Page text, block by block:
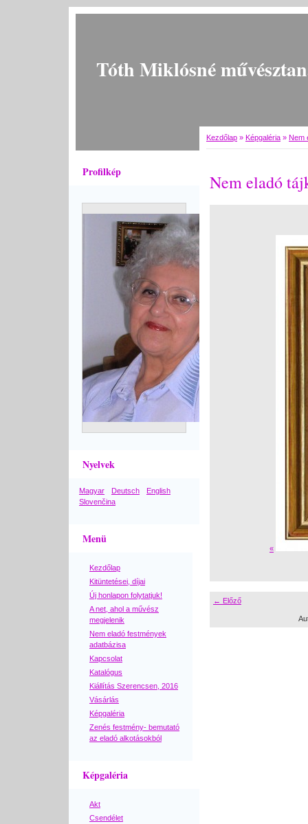
Tóth Miklósné
Profilkép
Nyelvek
Magyar Deutsch
English
Slovenčina
Menü
Kezdőlap
Kitüntetései, díjai
Új honlapon folytatjuk!
A net, ahol a művész
megjelenik
Nem eladó festmények
adatbázisa
Kapcsolat
Katalógus
Kiállítás Szerencsen, 2016
Vásárlás
Képgaléria
Zenés festmény- bemutató
az eladó alkotásokból
Képgaléria
Akt
Csendélet
Kezdőlap » Képgaléria » Nem
Nem eladó
«
← Előző